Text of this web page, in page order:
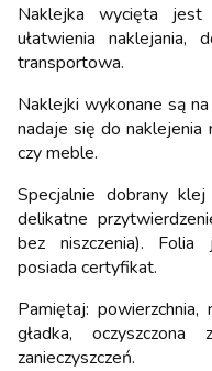
Naklejka wycięta
ułatwienia naklejania,
transportowa.
Naklejki wykonane są
nadaje się do naklejenia
czy meble.
Specjalnie dobrany
delikatne
bez niszczenia).
posiada certyfikat.
Pamiętaj:
gładka,
zanieczyszczeń.